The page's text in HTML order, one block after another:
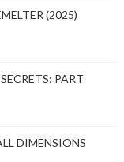
(2025)
PART
DIMENSIONS